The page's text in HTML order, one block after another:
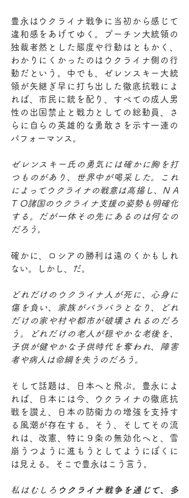
豊永はウクライナ戦争に当初から感じて
違和感をあげてゆく。プーチン大統領の
独裁者然とした態度や行動はともかく、
わかりにくかったのはウクライナ側の行
動だという。中でも、ゼレンスキー大統
領が矢継ぎ早に打ち出した徹底抗戦によ
れば、市民に銃を配り、すべての成人男
性の出国禁止と戦力としての総動員、さ
らに自らの英雄的な勇敢さを示す一連の
パフォーマンス。
ゼレンスキー氏の勇気には確かに胸を打
つものがあり、世界中が喝采した。これ
によってウクライナの戦意は高揚し、N A
T O諸国のウクライナ支援の姿勢も明確化
する。だが一体その先にあるのは何なの
だろう。
確かに、ロシアの勝利は遠のくかもしれ
ない。しかし、だ。
どれだけのウクライナ人が死に、心身に
傷を負い、家族がバラバラとなり、どれ
だけの家や村や都市が破壊されるのだろ
う。どれだけの老人が穏やかな老後を、
子供が健やかな子供時代を奪われ、障害
者や病人は命綱を失うのだろう。
そして話題は、日本へと飛ぶ。豊永によ
れば、日本には今、ウクライナの徹底抗
戦を讃え、日本の防衛力の増強を支持す
る風潮が存在する。そう、そしてその流
れは、改憲、特に９条の無効化へと、雪
崩うつように進もうとしてようにぼくに
は見える。そこで豊永はこう言う。
私はむしろ ウクライナ戦争を通じて、多